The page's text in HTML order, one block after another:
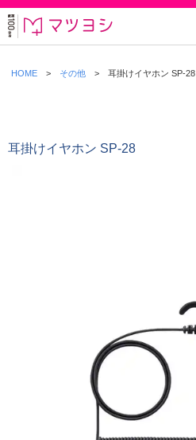
HOME その他 耳掛けイヤホン SP-28
耳掛けイヤホン SP-28